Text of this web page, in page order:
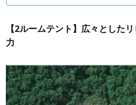
【2ルームテント】広々とした
力